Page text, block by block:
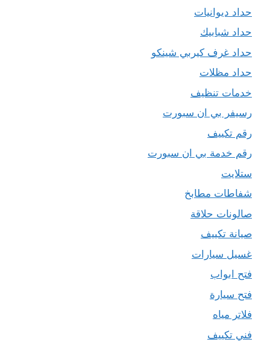
حداد ديوانيات
حداد شبابيك
حداد غرف كيربي شينكو
حداد مظلات
خدمات تنظيف
رسيفر بي ان سبورت
رقم تكييف
رقم خدمة بي ان سبورت
ستلايت
شفاطات مطابخ
صالونات حلاقة
صيانة تكييف
غسيل سيارات
فتح ابواب
فتح سيارة
فلاتر مياه
فني تكييف